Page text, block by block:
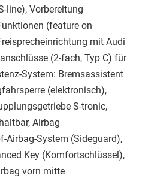
line), Vorbereitung
(feature on
mit Audi
(2-fach, Typ C) für
System: Bremsassistent
(elektronisch),
S-tronic,
Airbag
Airbag-System (Sideguard),
Key (Komfortschlüssel),
vorn mitte